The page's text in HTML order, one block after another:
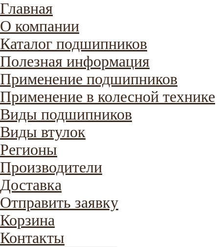
Главная
О компании
Каталог подшипников
Полезная информация
Применение подшипников
Применение в колесной технике
Виды подшипников
Виды втулок
Регионы
Производители
Доставка
Отправить заявку
Корзина
Контакты